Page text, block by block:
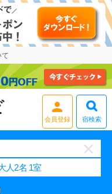
て
会員登録 宿検索
人2名 1室